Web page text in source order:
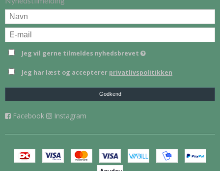
Jeg vil gerne tilmeldes nyhedsbrevet
Jeg har læst og accepterer privatlivspolitikken
Godkend
Facebook Instagram